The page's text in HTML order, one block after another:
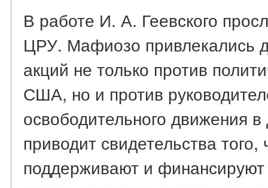
В работе И. А. Геевского
ЦРУ. Мафиозо привлекались
акций не только против
США, но и против
освободительного движения
приводит свидетельства
поддерживают и